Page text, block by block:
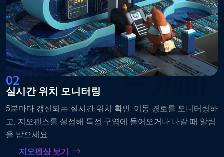
02
실시간 위치 모니터링
5분마다 갱신되는 실시간 위치 확인. 이동 경로를 모니터링하
고, 지오펜스를 설정해 특정 구역에 들어오거나 나갈 때 알림
을 받으세요.
지오펜싱 보기